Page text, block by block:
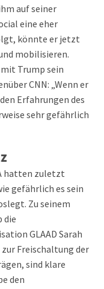
auf seiner
eine eher
könnte er jetzt
mobilisieren.
Trump sein
CNN: „Wenn er
Erfahrungen des
sehr gefährlich
hatten zuletzt
gefährlich es sein
Zu seinem
die
GLAAD Sarah
Freischaltung der
sind klare
den